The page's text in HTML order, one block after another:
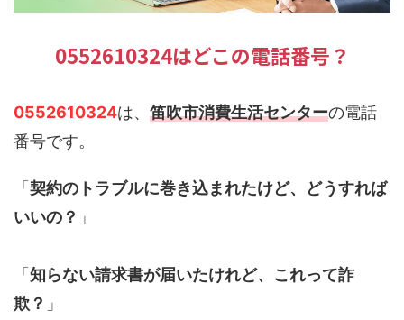
0552610324はどこの電話番号？
0552610324は、 笛吹市消費生活センターの電話
番号です。
「 契約のトラブルに巻き込まれたけど、どうすれば
いいの？ 」
「 知らない請求書が届いたけれど、これって詐
欺？ 」